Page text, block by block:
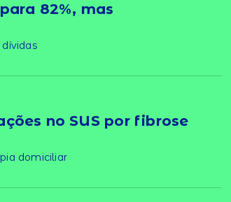
82%, mas
no SUS por fibrose
domiciliar